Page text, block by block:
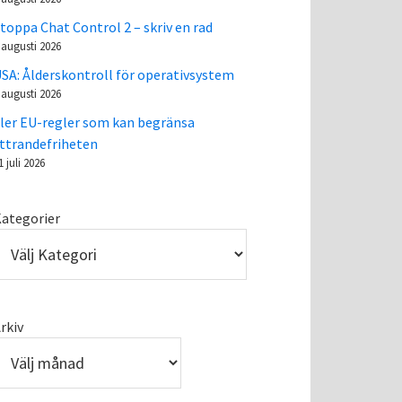
Chat Control 2 – skriv en rad
2026
Ålderskontroll för operativsystem
2026
EU-regler som kan begränsa
juli 2026